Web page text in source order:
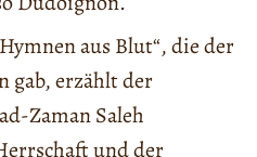
aus Blut“, die der
gab, erzählt der
Zaman Saleh
und der